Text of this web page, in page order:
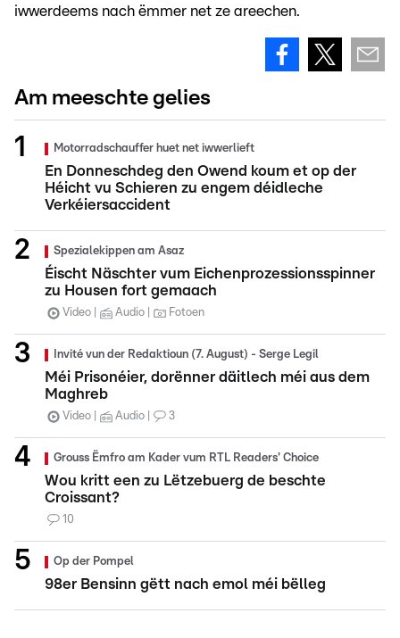
iwwerdeems nach ëmmer net ze areechen.
Am meeschte gelies
Motorradschauffer huet net iwwerlieft
En Donneschdeg den Owend koum et op der
Héicht vu Schieren zu engem déidleche
Verkéiersaccident
Spezialekippen am Asaz
Éischt Näschter vum Eichenprozessionsspinner
zu Housen fort gemaach
Video Audio Fotoen
Invité vun der Redaktioun (7. August) - Serge Legil
Méi Prisonéier, dorënner däitlech méi aus dem
Maghreb
Video Audio 3
Grouss Ëmfro am Kader vum RTL Readers' Choice
Wou kritt een zu Lëtzebuerg de beschte
Croissant?
10
Op der Pompel
98er Bensinn gëtt nach emol méi bëlleg